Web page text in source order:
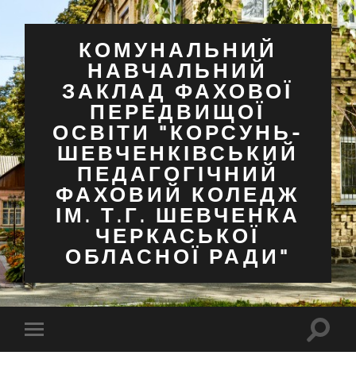
КОМУНАЛЬНИЙ
НАВЧАЛЬНИЙ
ЗАКЛАД ФАХОВОЇ
ПЕРЕДВИЩОЇ
ОСВІТИ "КОРСУНЬ-
ШЕВЧЕНКІВСЬКИЙ
ПЕДАГОГІЧНИЙ
ФАХОВИЙ КОЛЕДЖ
ІМ. Т.Г. ШЕВЧЕНКА
ЧЕРКАСЬКОЇ
ОБЛАСНОЇ РАДИ"
Перемкнути
мобільне